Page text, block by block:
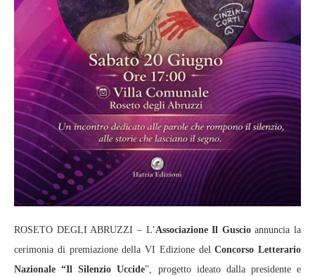
ROSETO DEGLI ABRUZZI – L’Associazione Il Guscioannuncia la
cerimonia di premiazione della VI Edizione delConcorso Letterario
Nazionale “Il Silenzio Uccide”, progetto ideato dalla presidente e